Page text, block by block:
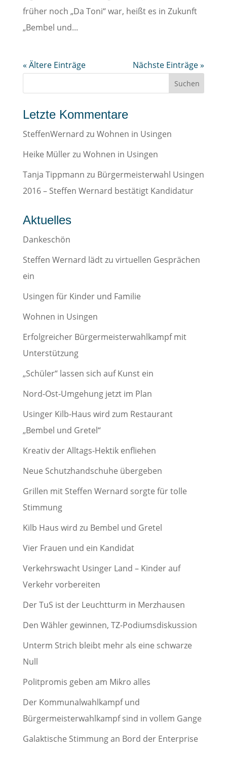
früher noch „Da Toni“ war, heißt es in Zukunft
„Bembel und...
« Ältere Einträge Nächste Einträge »
Letzte Kommentare
SteffenWernard zu Wohnen in Usingen
Heike Müllerzu Wohnen in Usingen
Tanja Tippmann zu Bürgermeisterwahl Usingen
2016 – Steffen Wernard bestätigt Kandidatur
Aktuelles
Dankeschön
Steffen Wernard lädt zu virtuellen Gesprächen
ein
Usingen für Kinder und Familie
Wohnen in Usingen
Erfolgreicher Bürgermeisterwahlkampf mit
Unterstützung
„Schüler“ lassen sich auf Kunst ein
Nord-Ost-Umgehung jetzt im Plan
Usinger Kilb-Haus wird zum Restaurant
„Bembel und Gretel“
Kreativ der Alltags-Hektik enfliehen
Neue Schutzhandschuhe übergeben
Grillen mit Steffen Wernard sorgte für tolle
Stimmung
Kilb Haus wird zu Bembel und Gretel
Vier Frauen und ein Kandidat
Verkehrswacht Usinger Land – Kinder auf
Verkehr vorbereiten
Der TuS ist der Leuchtturm in Merzhausen
Den Wähler gewinnen, TZ-Podiumsdiskussion
Unterm Strich bleibt mehr als eine schwarze
Null
Politpromis geben am Mikro alles
Der Kommunalwahlkampf und
Bürgermeisterwahlkampf sind in vollem Gange
Galaktische Stimmung an Bord der Enterprise